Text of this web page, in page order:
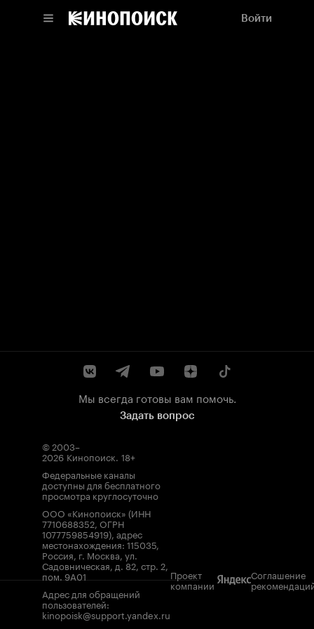
Войти
Мы всегда готовы вам помочь.
Задать вопрос
© 2003–
2026 Кинопоиск. 18+
Федеральные каналы
доступны для бесплатного
просмотра круглосуточно
ООО «Кинопоиск» (ИНН
7710688352, ОГРН
1077759854919), адрес
местонахождения: 115035,
Россия, г. Москва, ул.
Садовническая, д. 82, стр. 2,
пом. 9А01
Адрес для обращений
пользователей:
kinopoisk@support.yandex.ru
Проект
компании
Соглашение